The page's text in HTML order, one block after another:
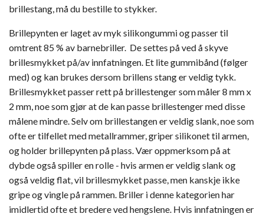
brillestang, må du bestille to stykker.
Brillepynten er laget av myk silikongummi og passer til
omtrent 85 % av barnebriller. De settes på ved å skyve
brillesmykket på/av innfatningen. Et lite gummibånd (følger
med) og kan brukes dersom brillens stang er veldig tykk.
Brillesmykket passer rett på brillestenger som måler 8 mm x
2 mm, noe som gjør at de kan passe brillestenger med disse
målene mindre. Selv om brillestangen er veldig slank, noe som
ofte er tilfellet med metallrammer, griper silikonet til armen,
og holder brillepynten på plass. Vær oppmerksom på at
dybde også spiller en rolle - hvis armen er veldig slank og
også veldig flat, vil brillesmykket passe, men kanskje ikke
gripe og vingle på rammen. Briller i denne kategorien har
imidlertid ofte et bredere ved hengslene. Hvis innfatningen er